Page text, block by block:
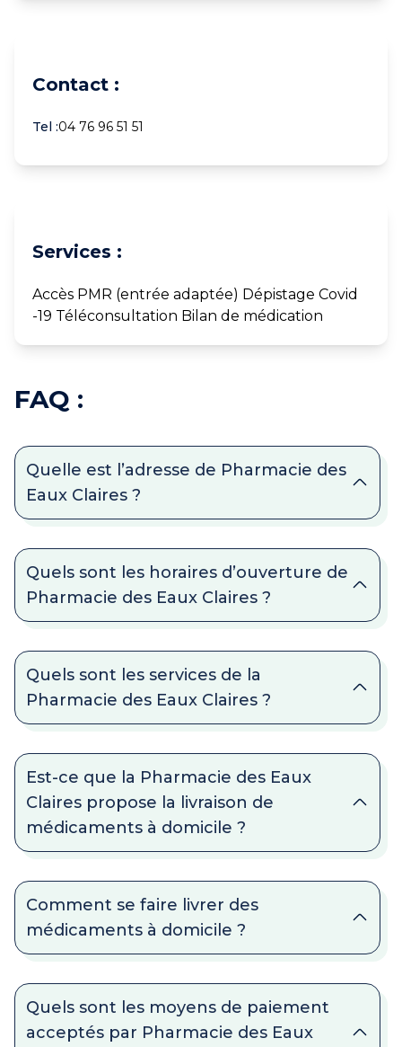
Contact :
Tel :04 76 96 51 51
Services :
Accès PMR (entrée adaptée) Dépistage Covid
-19 Téléconsultation Bilan de médication
FAQ :
Quelle est l’adresse de Pharmacie des
Eaux Claires ?
Quels sont les horaires d’ouverture de
Pharmacie des Eaux Claires ?
Quels sont les services de la
Pharmacie des Eaux Claires ?
Est-ce que la Pharmacie des Eaux
Claires propose la livraison de
médicaments à domicile ?
Comment se faire livrer des
médicaments à domicile ?
Quels sont les moyens de paiement
acceptés par Pharmacie des Eaux